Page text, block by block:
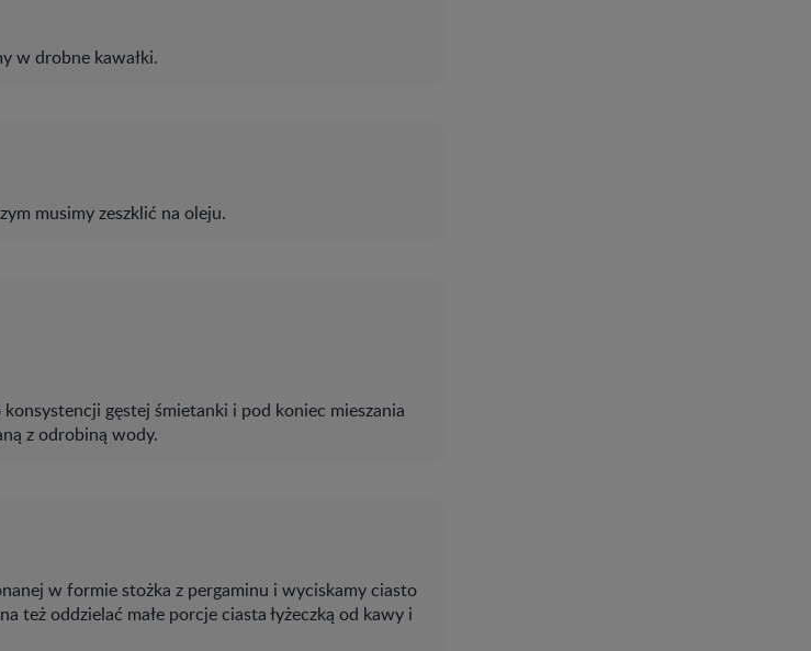
w drobne kawałki.
musimy zeszklić na oleju.
gęstej śmietanki i pod koniec mieszania
z odrobiną wody.
w formie stożka z pergaminu i wyciskamy ciasto
też oddzielać małe porcje ciasta łyżeczką od kawy i